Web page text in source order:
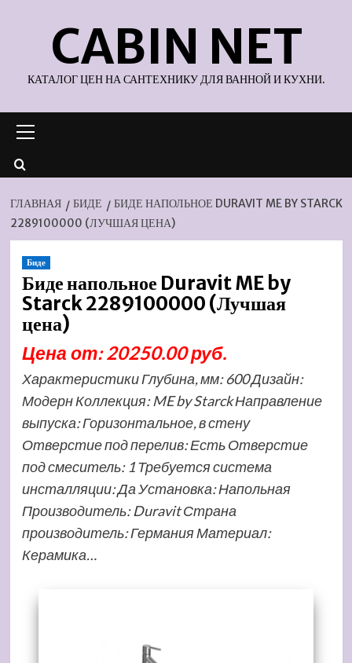
содержимомуCABIN NET
КАТАЛОГ ЦЕН НА САНТЕХНИКУ ДЛЯ ВАННОЙ И КУХНИ.
меню
ГЛАВНАЯ БИДЕ
БИДЕ НАПОЛЬНОЕ DURAVIT ME BY STARCK
2289100000 (ЛУЧШАЯ ЦЕНА)
Биде
Биде напольное Duravit ME by
Starck 2289100000 (Лучшая
цена)
Цена от: 20250.00 руб.
Характеристики Глубина, мм: 600 Дизайн:
Модерн Коллекция: ME by Starck Направление
выпуска: Горизонтальное, в стену
Отверстие под перелив: Есть Отверстие
под смеситель: 1 Требуется система
инсталляции: Да Установка: Напольная
Производитель: Duravit Страна
производитель: Германия Материал:
Керамика…